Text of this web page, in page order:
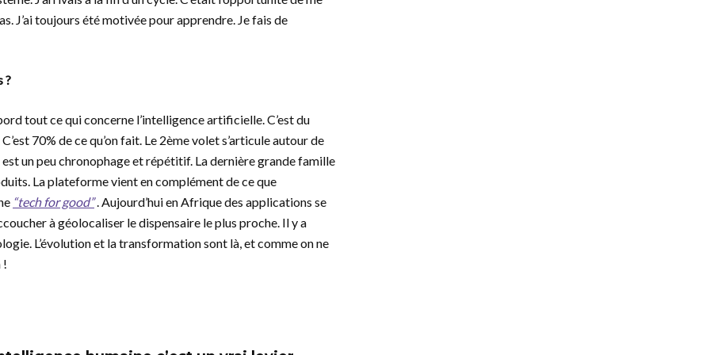
J’ai toujours été motivée pour apprendre. Je fais de
?
tout ce qui concerne l’intelligence artificielle. C’est du
70% de ce qu’on fait. Le 2ème volet s’articule autour de
est un peu chronophage et répétitif. La dernière grande famille
La plateforme vient en complément de ce que
“tech for good”. Aujourd’hui en Afrique des applications se
à géolocaliser le dispensaire le plus proche. Il y a
L’évolution et la transformation sont là, et comme on ne
!